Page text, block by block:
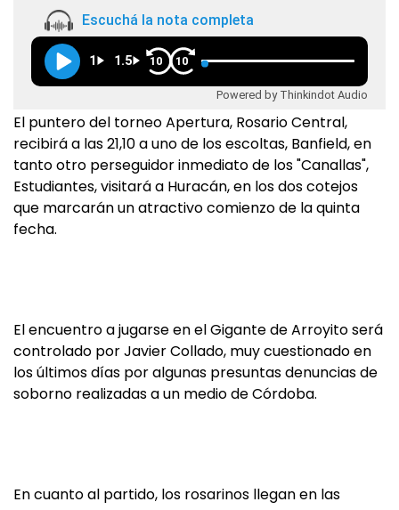
Escuchá la nota completa
1 1.5 10 10
Powered by Thinkindot Audio
El puntero del torneo Apertura, Rosario Central,
recibirá a las 21,10 a uno de los escoltas, Banfield, en
tanto otro perseguidor inmediato de los "Canallas",
Estudiantes, visitará a Huracán, en los dos cotejos
que marcarán un atractivo comienzo de la quinta
fecha.
El encuentro a jugarse en el Gigante de Arroyito será
controlado por Javier Collado, muy cuestionado en
los últimos días por algunas presuntas denuncias de
soborno realizadas a un medio de Córdoba.
En cuanto al partido, los rosarinos llegan en las